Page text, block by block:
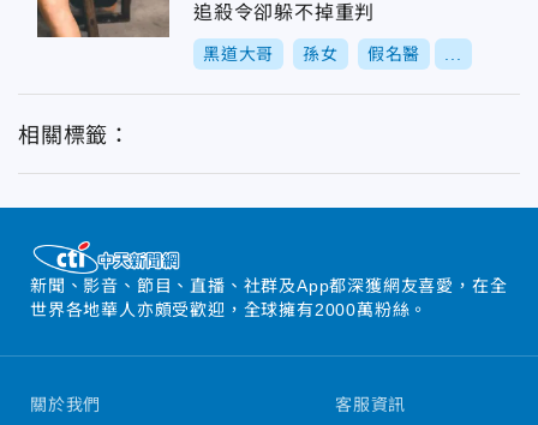
追殺令卻躲不掉重判
黑道大哥 孫女 假名醫
相關標籤：
新聞、影音、節目、直播、社群及App都深獲網友喜愛，在全
世界各地華人亦頗受歡迎，全球擁有2000萬粉絲。
關於我們 客服資訊